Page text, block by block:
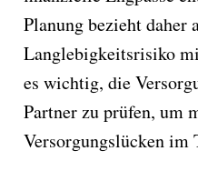
Planung bezieht daher
Langlebigkeitsrisiko
es wichtig, die
Partner zu prüfen, um
Versorgungslücken im